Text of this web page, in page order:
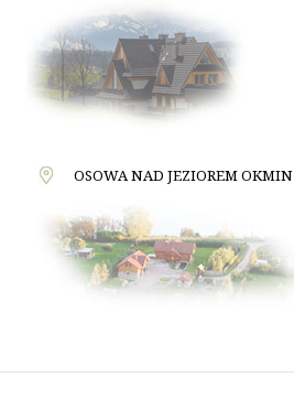
OSOWA NAD JEZIOREM OKMIN